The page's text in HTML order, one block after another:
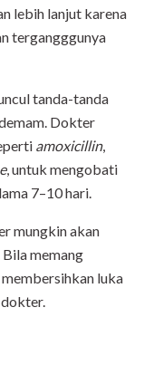
lebih lanjut karena
tergangggunya
tanda-tanda
Dokter
amoxicillin,
, untuk mengobati
7–10 hari.
mungkin akan
memang
luka